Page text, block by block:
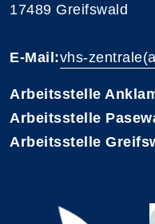
17489 Greifswald
E-Mail:vhs-
Arbeitsstelle
Arbeitsstelle
Arbeitsstelle